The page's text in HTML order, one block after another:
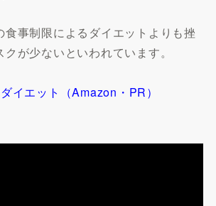
食事制限によるダイエットよりも挫
が少ないといわれています。
イエット（Amazon・PR）